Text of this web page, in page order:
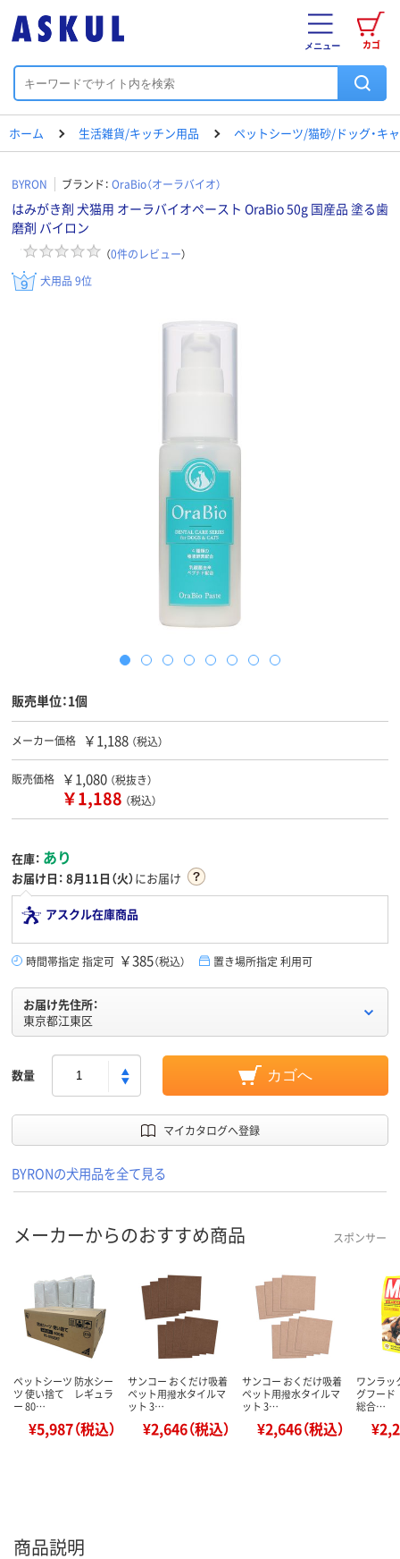
カゴ
メニュー
ホーム 生活雑貨/キッチン用品 ペットシーツ/猫砂/ドッグ・キ
BYRON ブランド： OraBio（オーラバイオ）
はみがき剤 犬猫用 オーラバイオペースト OraBio 50g 国産品 塗る歯
磨剤 バイロン
（0件のレビュー）
犬用品 9位
販売単位：1個
メーカー価格 ￥1,188 （税込）
販売価格 ￥1,080 （税抜き）
￥1,188 （税込）
在庫： あり
お届け日： 8月11日（火）にお届け
アスクル在庫商品
時間帯指定 指定可 ￥385（税込） 置き場所指定 利用可
お届け先住所：
東京都江東区
数量 カゴへ
マイカタログへ登録
BYRONの犬用品を全て見る
メーカーからのおすすめ商品 スポンサー
ペットシーツ 防水シー
ツ 使い捨て レギュラ
ー 80…
¥5,987（税込）
サンコー おくだけ吸着
ペット用撥水タイルマ
ット 3…
¥2,646（税込）
サンコー おくだけ吸着
ペット用撥水タイルマ
ット 3…
¥2,646（税込）
ワンラッ
グフード
総合…
商品説明